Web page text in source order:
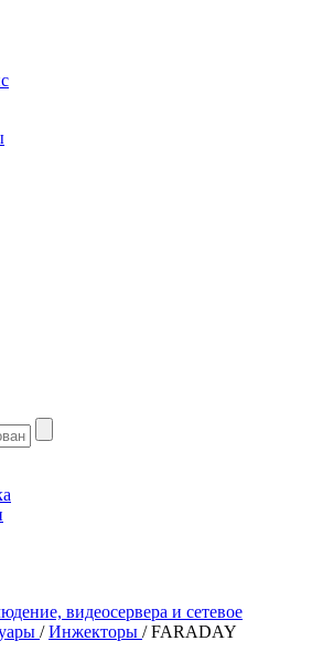
видеосервера и сетевое
/Инжекторы /FARADAY